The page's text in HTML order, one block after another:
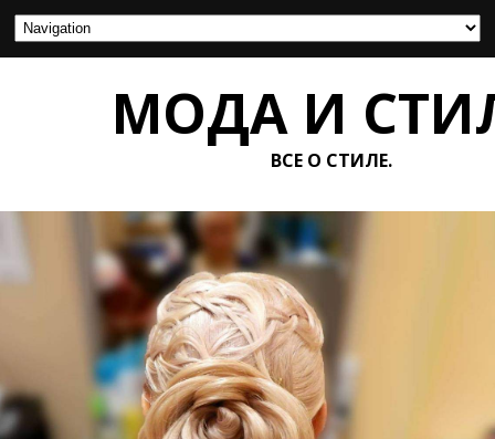
МОДА И
ВСЕ О СТИЛЕ.